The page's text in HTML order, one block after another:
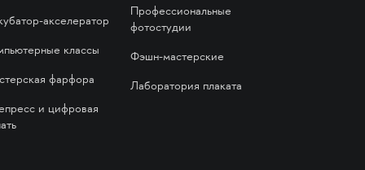
акселератор
классы
фарфора
и цифровая
Профессиональные
фотостудии
Фэшн-мастерские
Лаборатория плаката